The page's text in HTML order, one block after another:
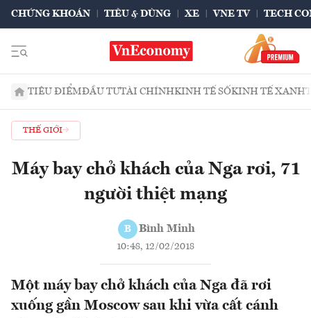
CHỨNG KHOÁN TIÊU & DÙNG XE VNE TV TECH
TIÊU ĐIỂMĐẦU TƯTÀI CHÍNHKINH TẾ SỐKINH TẾ XANH
THẾ GIỚI
Máy bay chở khách của Nga rơi, 71
người thiệt mạng
B Bình Minh
10:48, 12/02/2018
Một máy bay chở khách của Nga đã rơi
xuống gần Moscow sau khi vừa cất cánh